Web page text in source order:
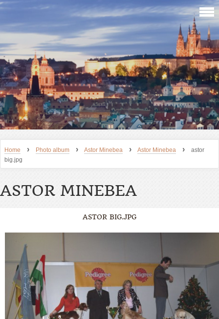
Home › Photo album › Astor Minebea › Astor Minebea ›
astor
big.jpg
ASTOR MINEBEA
ASTOR BIG.JPG